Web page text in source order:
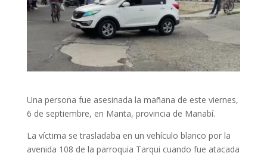
Una persona fue asesinada la mañana de este viernes,
6 de septiembre, en Manta, provincia de Manabí.
La víctima se trasladaba en un vehículo blanco por la
avenida 108 de la parroquia Tarqui cuando fue atacada